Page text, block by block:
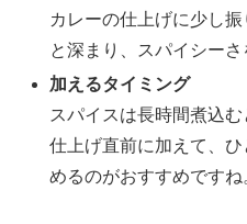
カレーの仕上げに少し
と深まり、スパイシーさ
加えるタイミング
スパイスは長時間煮込む
仕上げ直前に加えて、
めるのがおすすめですね